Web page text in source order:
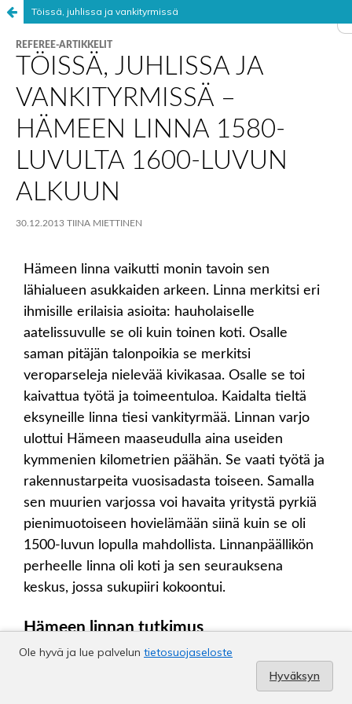
Töissä, juhlissa ja vankityrmissä
Ole hyvä ja lue palvelun tietosuojaseloste
Hyväksyn
Palvelua ylläpitääTieteellisten seurain valtuuskunta